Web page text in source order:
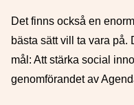
Det finns också en
bästa sätt vill ta vara på.
mål: Att stärka social
genomförandet av